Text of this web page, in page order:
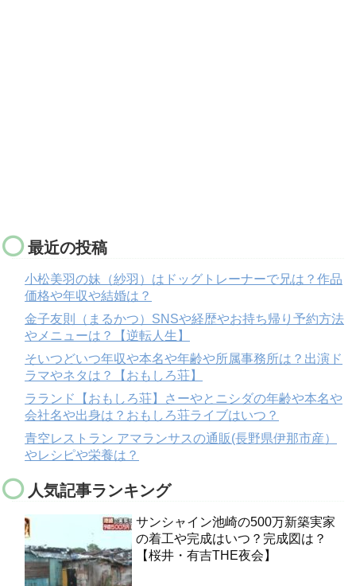
最近の投稿
小松美羽の妹（紗羽）はドッグトレーナーで兄は？作品
価格や年収や結婚は？
金子友則（まるかつ）SNSや経歴やお持ち帰り予約方法
やメニューは？【逆転人生】
そいつどいつ年収や本名や年齢や所属事務所は？出演ド
ラマやネタは？【おもしろ荘】
ラランド【おもしろ荘】さーやとニシダの年齢や本名や
会社名や出身は？おもしろ荘ライブはいつ？
青空レストラン アマランサスの通販(長野県伊那市産）
やレシピや栄養は？
人気記事ランキング
サンシャイン池崎の500万新築実家
の着工や完成はいつ？完成図は？
【桜井・有吉THE夜会】